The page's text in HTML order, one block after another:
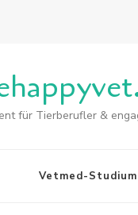
für Tierberufler &
Vetmed-Studium